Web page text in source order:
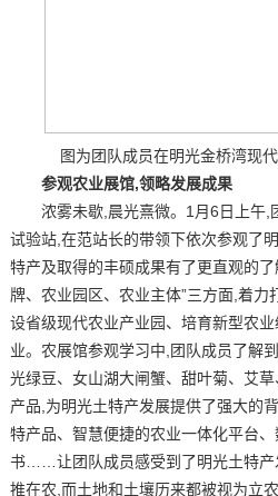
图为团队成员在明光金桥湾现
参观农业展馆,领略发展成果
浓雾未歇,晨光熹微。1月6日上午,
试验站,在范站长的带领下依次参观了
特产及取得的丰硕成果有了更直观的
牌、农业园区、农业主体”三方面,着力
设省级现代农业产业园、培育新型农
业。农展馆参观学习中,团队成员了解
光绿豆、女山湖大闸蟹、甜叶菊、艾
产品,为明光土特产发展提供了强大的
特产品、智慧便捷的农业一体化平台
书……让团队成员感受到了明光土特产
推在农,而土地和土壤历来都被视为立